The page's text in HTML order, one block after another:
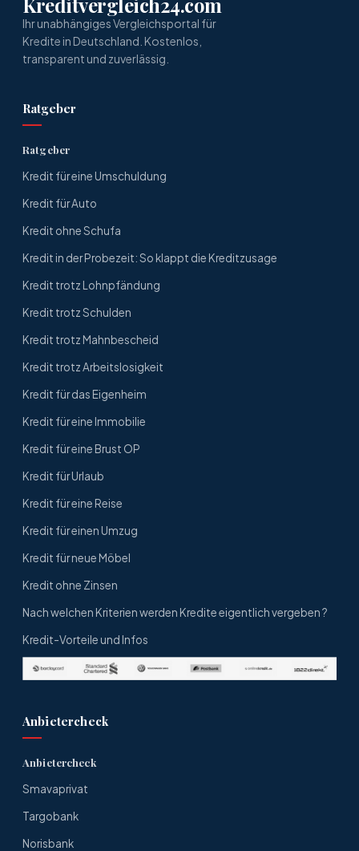
Ihr unabhängiges Vergleichsportal für
Kredite in Deutschland. Kostenlos,
transparent und zuverlässig.
Ratgeber
Ratgeber
Kredit für eine Umschuldung
Kredit für Auto
Kredit ohne Schufa
Kredit in der Probezeit: So klappt die Kreditzusage
Kredit trotz Lohnpfändung
Kredit trotz Schulden
Kredit trotz Mahnbescheid
Kredit trotz Arbeitslosigkeit
Kredit für das Eigenheim
Kredit für eine Immobilie
Kredit für eine Brust OP
Kredit für Urlaub
Kredit für eine Reise
Kredit für einen Umzug
Kredit für neue Möbel
Kredit ohne Zinsen
Nach welchen Kriterien werden Kredite eigentlich vergeben ?
Kredit-Vorteile und Infos
Anbietercheck
Anbietercheck
Smavaprivat
Targobank
Norisbank